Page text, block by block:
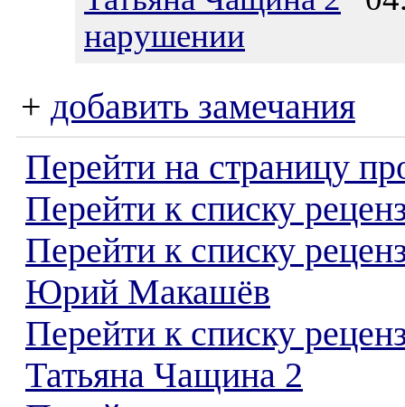
нарушении
+ добавить замечания
Перейти на страницу
Перейти к списку
Перейти к списку
Юрий Макашёв
Перейти к списку
Татьяна Чащина 2